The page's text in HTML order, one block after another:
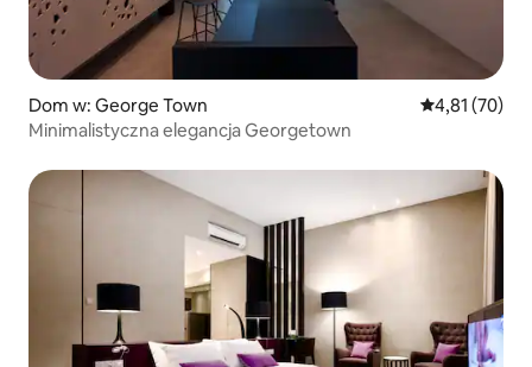
Dom w: George Town Średnia
4,81 (70)
Minimalistyczna elegancja Georgetown